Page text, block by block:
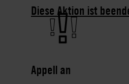
Diese Aktion ist
Appell an